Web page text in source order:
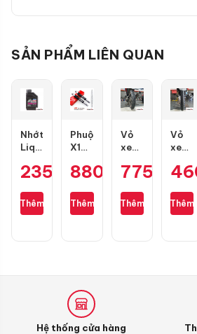
SẢN PHẨM LIÊN QUAN
Nhớt
Liqui
10W40
0.8L
235.000₫
Thêm
Phuộc
X1R
màu
mới
cho
880.000₫
Thêm
Vỏ
xe
TT902
100/70-
17
Thêm
Vỏ
xe
80/
gai
kim
Thêm
Hệ thống cửa hàng